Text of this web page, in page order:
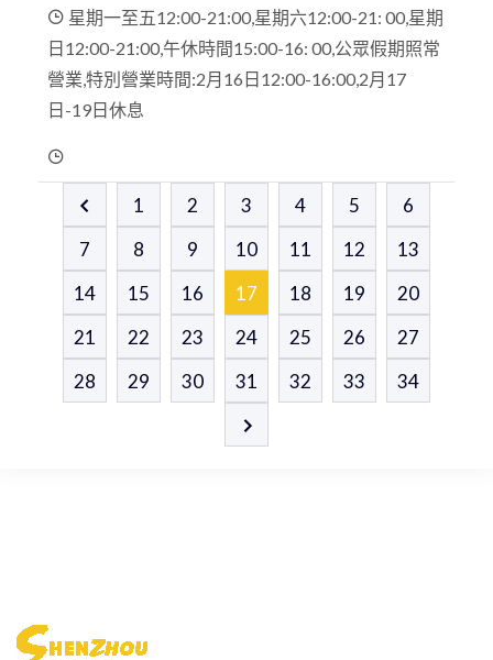
星期一至五12:00-21:00,星期六12:00-21: 00,星期
日12:00-21:00,午休時間15:00-16: 00,公眾假期照常
營業,特別營業時間:2月16日12:00-16:00,2月17
日-19日休息
1 2 3 4 5
6
7
8 9 10 11 12
13
14
15 16 17 18 19
20
21
22 23 24 25 26
27
28
29 30 31 32 33 34